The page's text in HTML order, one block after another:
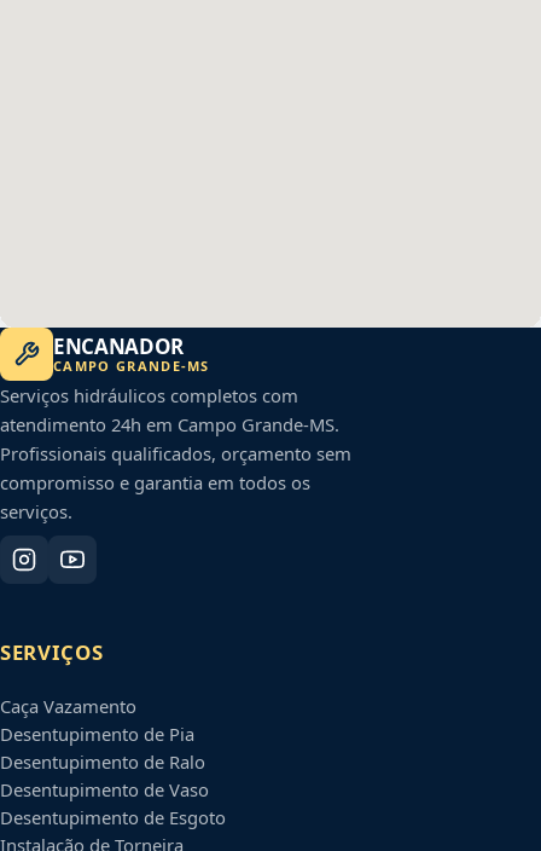
ENCANADOR
CAMPO GRANDE-MS
Serviços hidráulicos completos com
atendimento 24h em Campo Grande-MS.
Profissionais qualificados, orçamento sem
compromisso e garantia em todos os
serviços.
SERVIÇOS
Caça Vazamento
Desentupimento de Pia
Desentupimento de Ralo
Desentupimento de Vaso
Desentupimento de Esgoto
Instalação de Torneira